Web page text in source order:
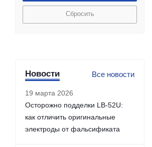
Сбросить
Новости Все новости
19 марта 2026
Осторожно подделки LB-52U:
как отличить оригинальные
электроды от фальсификата